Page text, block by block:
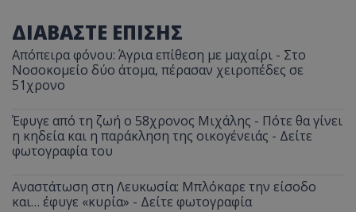
ΔΙΑΒΑΣΤΕ ΕΠΙΣΗΣ
Απόπειρα φόνου: Άγρια επίθεση με μαχαίρι - Στο
Νοσοκομείο δύο άτομα, πέρασαν χειροπέδες σε
51χρονο
Έφυγε από τη ζωή ο 58χρονος Μιχάλης - Πότε θα γίνει
η κηδεία και η παράκληση της οικογένειάς - Δείτε
φωτογραφία του
Αναστάτωση στη Λευκωσία: Μπλόκαρε την είσοδο
και… έφυγε «κυρία» - Δείτε φωτογραφία